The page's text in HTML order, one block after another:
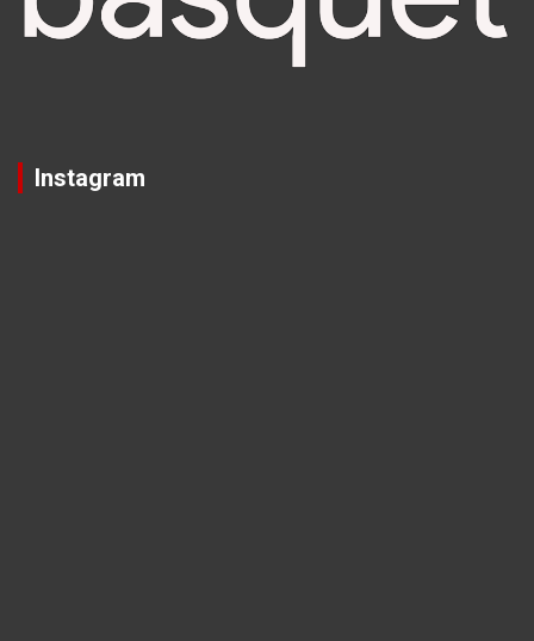
Instagram